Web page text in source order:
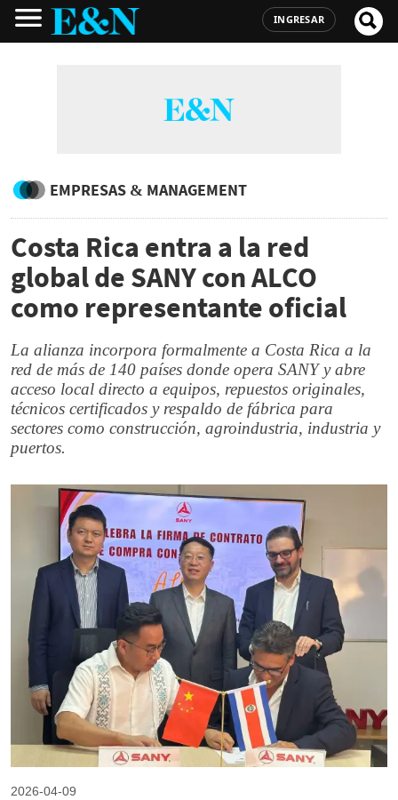
INGRESAR
EMPRESAS & MANAGEMENT
Costa Rica entra a la red
global de SANY con ALCO
como representante oficial
La alianza incorpora formalmente a Costa Rica a la
red de más de 140 países donde opera SANY y abre
acceso local directo a equipos, repuestos originales,
técnicos certificados y respaldo de fábrica para
sectores como construcción, agroindustria, industria y
puertos.
2026-04-09